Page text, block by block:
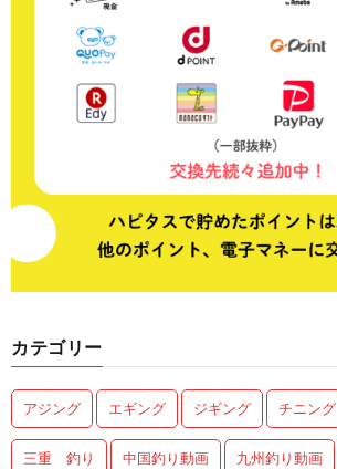
カテゴリー
アジング エギング ジギング チニング
三重 釣り 中国釣り動画 九州釣り動画